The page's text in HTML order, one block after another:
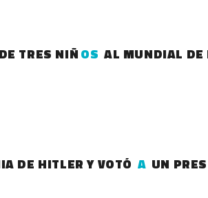
TRES NIÑOS AL MUNDIAL DE
DE HITLER Y VOTÓ A UN